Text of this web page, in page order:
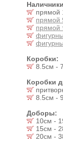
прямой
прямой
прямой
Коробки:
8.5см -
Коробки
8.5см -
Доборы:
10см -
15см -
20см -